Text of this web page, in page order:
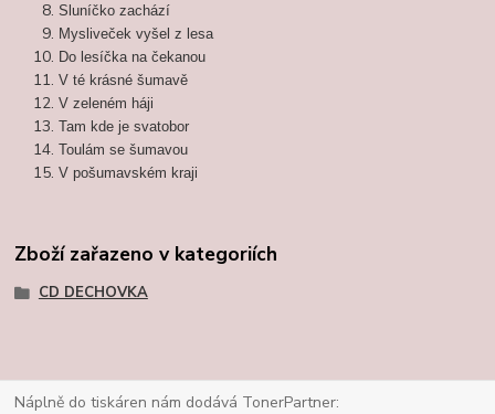
Sluníčko zachází
Mysliveček vyšel z lesa
Do lesíčka na čekanou
V té krásné šumavě
V zeleném háji
Tam kde je svatobor
Toulám se šumavou
V pošumavském kraji
Zboží zařazeno v kategoriích
CD DECHOVKA
Náplně do tiskáren nám dodává TonerPartner: